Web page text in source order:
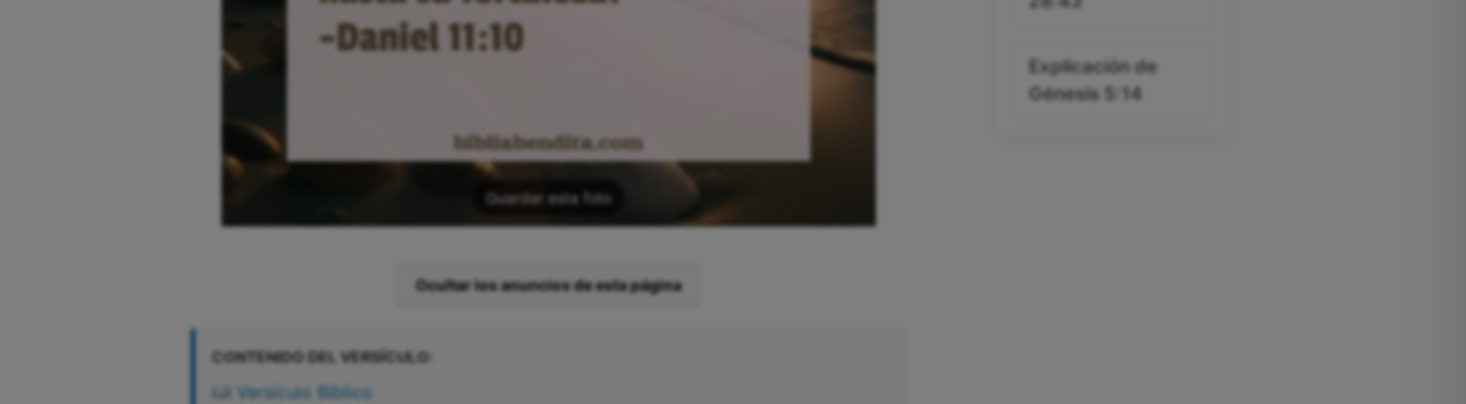
Guardar esta foto
Ocultar los anuncios de esta página
CONTENIDO DEL VERSÍCULO:
Versículo Bíblico
Explicación de
Génesis 5:14